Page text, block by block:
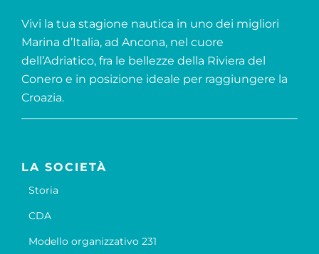
Vivi la tua stagione nautica in uno dei migliori
Marina d’Italia, ad Ancona, nel cuore
dell’Adriatico, fra le bellezze della Riviera del
Conero e in posizione ideale per raggiungere la
Croazia.
LA SOCIETÀ
Storia
CDA
Modello organizzativo 231